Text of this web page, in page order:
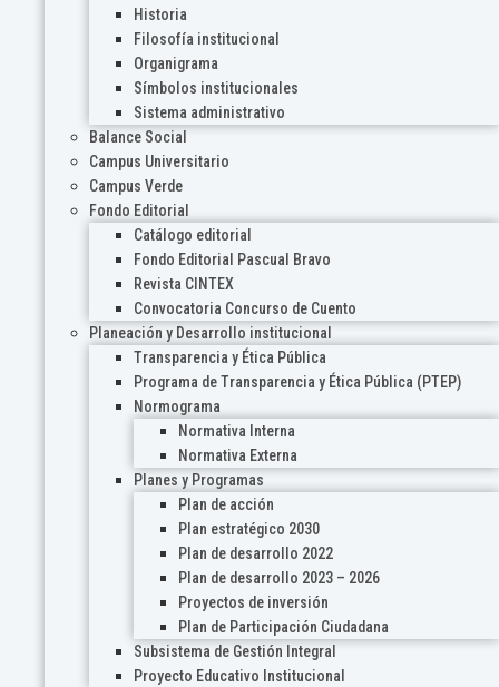
Historia
Filosofía institucional
Organigrama
Símbolos institucionales
Sistema administrativo
Balance Social
Campus Universitario
Campus Verde
Fondo Editorial
Catálogo editorial
Fondo Editorial Pascual Bravo
Revista CINTEX
Convocatoria Concurso de Cuento
Planeación y Desarrollo institucional
Transparencia y Ética Pública
Programa de Transparencia y Ética Pública (PTEP)
Normograma
Normativa Interna
Normativa Externa
Planes y Programas
Plan de acción
Plan estratégico 2030
Plan de desarrollo 2022
Plan de desarrollo 2023 – 2026
Proyectos de inversión
Plan de Participación Ciudadana
Subsistema de Gestión Integral
Proyecto Educativo Institucional